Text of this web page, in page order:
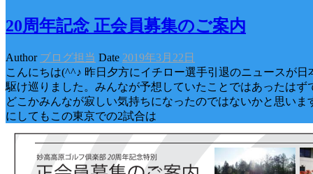
20周年記念 正会員募集のご案内
Author ブログ担当 Date 2019年3月22日
こんにちは(^^♪ 昨日夕方にイチロー選手引退のニュースが日
駆け巡りました。みんなが予想していたことではあったはず
どこかみんなが寂しい気持ちになったのではないかと思いま
にしてもこの東京での2試合は